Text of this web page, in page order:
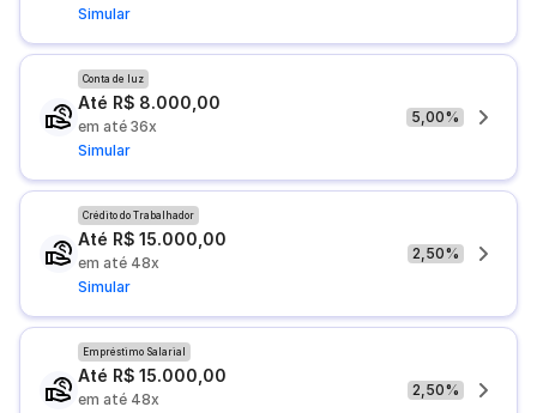
Simular
Conta de luz
Até R$ 8.000,00
em até 36x
Simular
5,00%
Crédito do Trabalhador
Até R$ 15.000,00
em até 48x
Simular
2,50%
Empréstimo Salarial
Até R$ 15.000,00
em até 48x
2,50%